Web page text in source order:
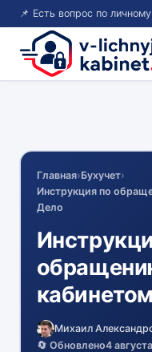
📌 Есть вопрос по
Главная›Бухучет›
Инструкция по
Дело
Михаил
🔄 Обновлено4